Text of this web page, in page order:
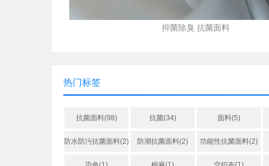
抑菌除臭 抗菌面料
热门标签
抗菌面料(98) 抗菌(34) 面料(5)
防水防污抗菌面料(2) 防潮抗菌面料(2) 功能性抗菌面料(2)